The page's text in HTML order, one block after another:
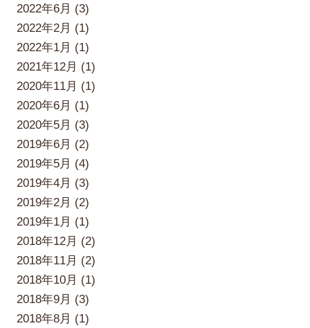
2022年6月 (3)
2022年2月 (1)
2022年1月 (1)
2021年12月 (1)
2020年11月 (1)
2020年6月 (1)
2020年5月 (3)
2019年6月 (2)
2019年5月 (4)
2019年4月 (3)
2019年2月 (2)
2019年1月 (1)
2018年12月 (2)
2018年11月 (2)
2018年10月 (1)
2018年9月 (3)
2018年8月 (1)